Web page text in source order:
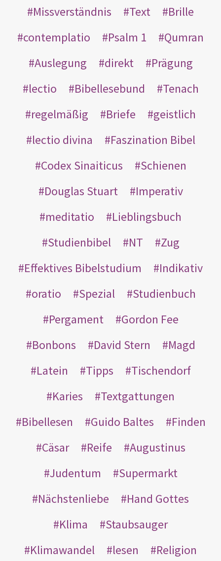
Missverständnis
Text
Brille
contemplatio
Psalm 1
Qumran
Auslegung
direkt
Prägung
lectio
Bibellesebund
Tenach
regelmäßig
Briefe
geistlich
lectio divina
Faszination Bibel
Codex Sinaiticus
Schienen
Douglas Stuart
Imperativ
meditatio
Lieblingsbuch
Studienbibel
NT
Zug
Effektives Bibelstudium
Indikativ
oratio
Spezial
Studienbuch
Pergament
Gordon Fee
Bonbons
David Stern
Magd
Latein
Tipps
Tischendorf
Karies
Textgattungen
Bibellesen
Guido Baltes
Finden
Cäsar
Reife
Augustinus
Judentum
Supermarkt
Nächstenliebe
Hand Gottes
Klima
Staubsauger
Klimawandel
lesen
Religion